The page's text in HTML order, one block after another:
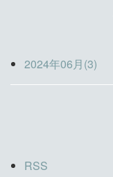
2024年06月(3)
RSS